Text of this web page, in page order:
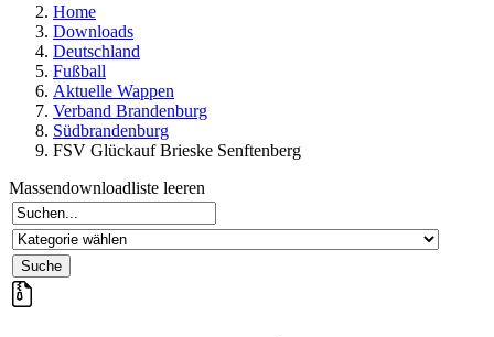
Home
Downloads
Deutschland
Fußball
Aktuelle Wappen
Verband Brandenburg
Südbrandenburg
FSV Glückauf Brieske Senftenberg
Massendownloadliste leeren